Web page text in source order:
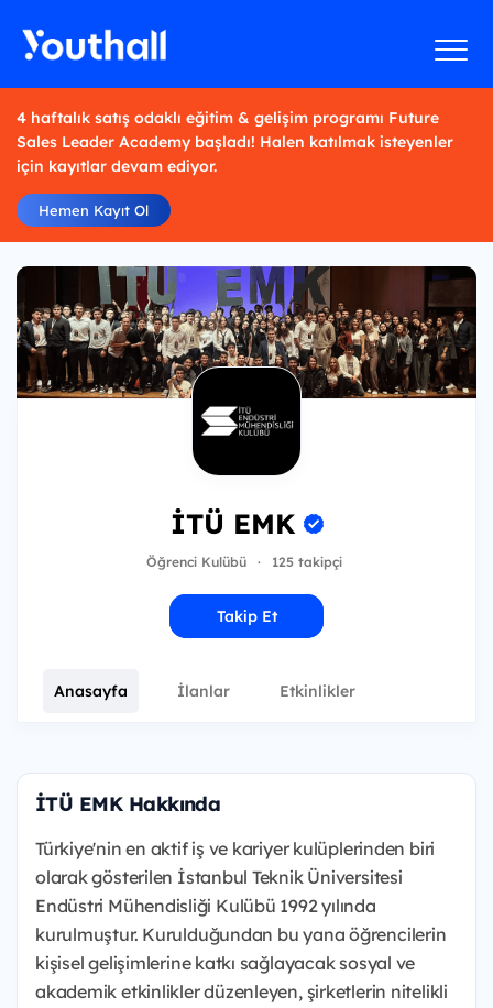
4 haftalık satış odaklı eğitim & gelişim programı Future
Sales Leader Academy başladı! Halen katılmak isteyenler
için kayıtlar devam ediyor.
Hemen Kayıt Ol
İTÜ EMK
Öğrenci Kulübü · 125 takipçi
Takip Et
Anasayfa İlanlar Etkinlikler
İTÜ EMK Hakkında
Türkiye'nin en aktif iş ve kariyer kulüplerinden biri
olarak gösterilen İstanbul Teknik Üniversitesi
Endüstri Mühendisliği Kulübü 1992 yılında
kurulmuştur. Kurulduğundan bu yana öğrencilerin
kişisel gelişimlerine katkı sağlayacak sosyal ve
akademik etkinlikler düzenleyen, şirketlerin nitelikli